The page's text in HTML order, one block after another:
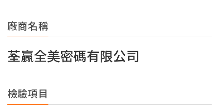
廠商名稱
荃贏全美密碼有限公司
檢驗項目